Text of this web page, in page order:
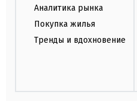
Аналитика рынка
Покупка жилья
Тренды и вдохновение